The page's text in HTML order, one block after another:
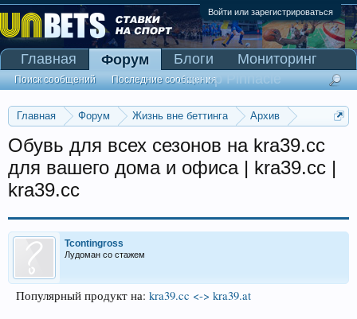
Войти или зарегистрироваться
Главная Форум Жизнь вне беттинга
Архив
Обувь для всех сезонов на kra39.cc
для вашего дома и офиса | kra39.cc |
kra39.cc
Tcontingross
Лудоман со стажем
Популярный продукт на: kra39.cc <-> kra39.at
Главная Форум
Поиск сообщений Последние сообщения
Блоги
Мониторинг
Сканер Pinnacle